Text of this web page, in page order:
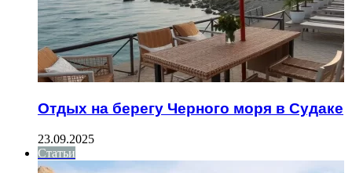
Отдых на берегу Черного моря в Судаке
23.09.2025
Статьи